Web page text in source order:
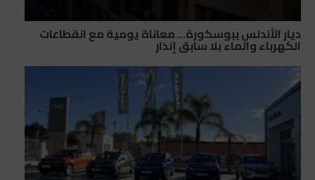
ديار الأندلس ببوسكورة… معاناة يومية مع انقطاعات
الكهرباء والماء بلا سابق إنذار